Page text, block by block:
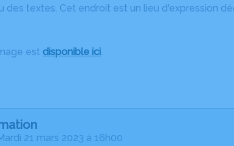
des textes. Cet endroit est un lieu d'expression
est disponible ici.
mardi 21 mars 2023 à 16h00